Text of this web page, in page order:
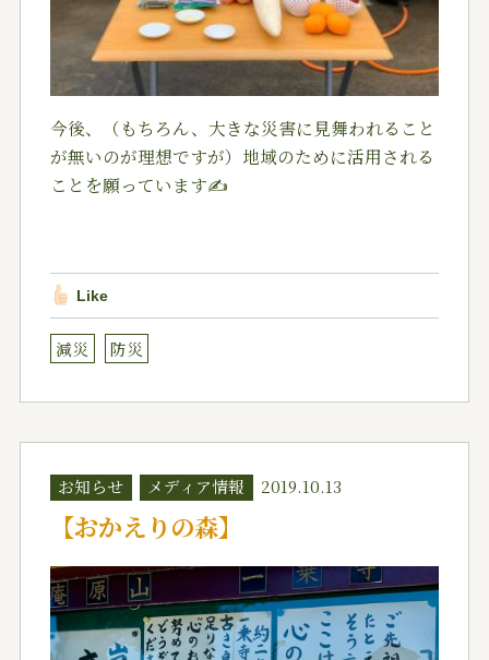
今後、（もちろん、大きな災害に見舞われること
が無いのが理想ですが）地域のために活用される
ことを願っています✍️
Like
減災 防災
お知らせ メディア情報 2019.10.13
【おかえりの森】